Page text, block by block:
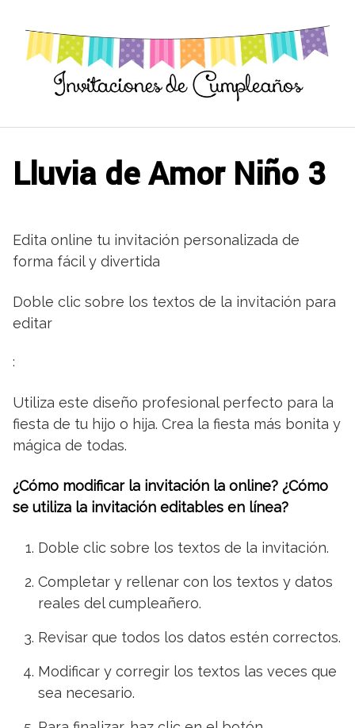
contenido
Lluvia de Amor Niño 3
Edita online tu invitación personalizada de
forma fácil y divertida
Doble clic sobre los textos de la invitación para
editar
:
Utiliza este diseño profesional perfecto para la
fiesta de tu hijo o hija. Crea la fiesta más bonita y
mágica de todas.
¿Cómo modificar la invitación la online? ¿Cómo
se utiliza la invitación editables en línea?
Doble clic sobre los textos de la invitación.
Completar y rellenar con los textos y datos
reales del cumpleañero.
Revisar que todos los datos estén correctos.
Modificar y corregir los textos las veces que
sea necesario.